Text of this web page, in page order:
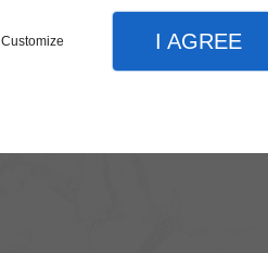
Customize I AGREE